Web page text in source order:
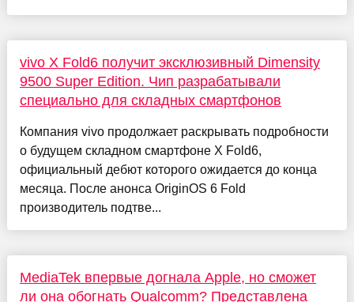
vivo X Fold6 получит эксклюзивный Dimensity
9500 Super Edition. Чип разрабатывали
специально для складных смартфонов
Компания vivo продолжает раскрывать подробности
о будущем складном смартфоне X Fold6,
официальный дебют которого ожидается до конца
месяца. После анонса OriginOS 6 Fold
производитель подтве...
MediaTek впервые догнала Apple, но сможет
ли она обогнать Qualcomm? Представлена